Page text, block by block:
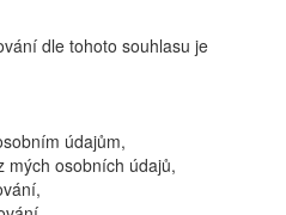
dle tohoto souhlasu je
údajům,
mých osobních údajů,